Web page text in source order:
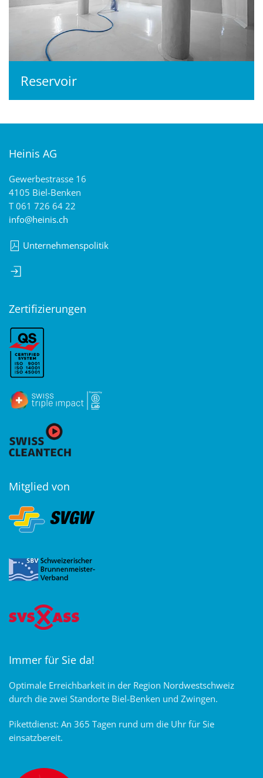
Reservoir
Heinis AG
Gewerbestrasse 16
4105 Biel-Benken
T 061 726 64 22
info@heinis.ch
Unternehmenspolitik
Zertifizierungen
Mitglied von
Immer für Sie da!
Optimale Erreichbarkeit in der Region Nordwestschweiz
durch die zwei Standorte Biel-Benken und Zwingen.
Pikettdienst: An 365 Tagen rund um die Uhr für Sie
einsatzbereit.